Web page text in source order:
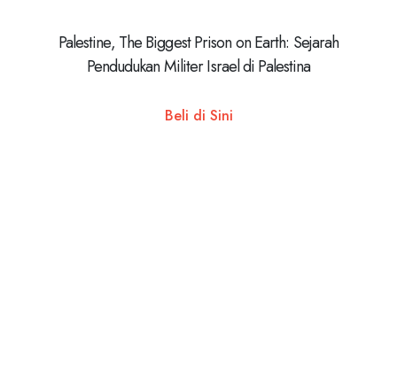
Palestine, The Biggest Prison on Earth: Sejarah
Pendudukan Militer Israel di Palestina
Beli di Sini